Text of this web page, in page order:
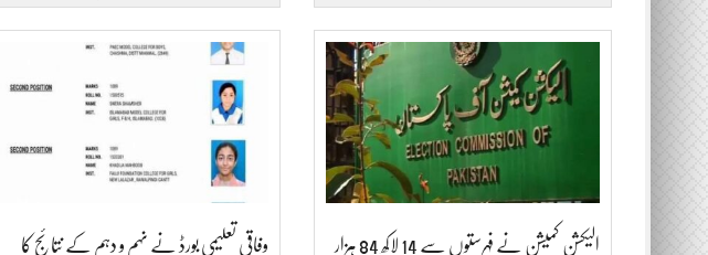
الیکشن کمیشن نے فہرستوں سے 14 لاکھ 84 ہزار وفاقی تعلیمی بورڈ نے نہم و دہم کے نتائج کا